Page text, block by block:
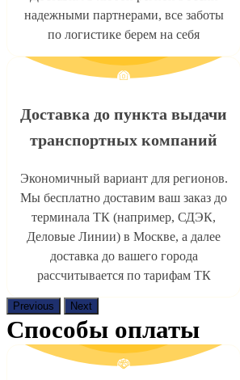
надежными партнерами, все заботы
по логистике берем на себя
Доставка до пункта выдачи
транспортных компаний
Экономичный вариант для регионов.
Мы бесплатно доставим ваш заказ до
терминала ТК (например, СДЭК,
Деловые Линии) в Москве, а далее
доставка до вашего города
рассчитывается по тарифам ТК
Previous Next
Способы оплаты